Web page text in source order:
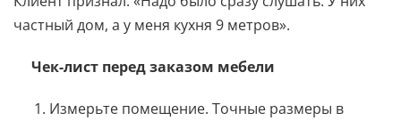
частный дом, а у меня кухня 9 метров».
Чек-лист перед заказом мебели
Измерьте помещение. Точные размеры в